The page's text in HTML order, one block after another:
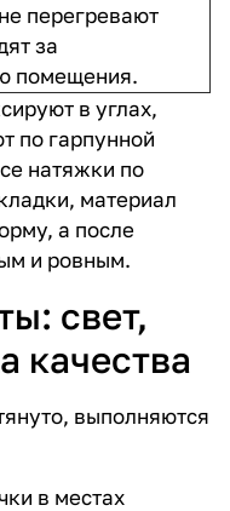
перегревают
за
помещения.
в углах,
по гарпунной
натяжки по
материал
а после
и ровным.
свет,
качества
выполняются
в местах